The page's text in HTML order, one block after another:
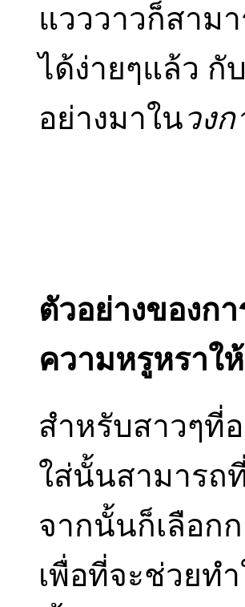
แวววาวก็สาม
ได้ง่ายๆแล้ว กั
อย่างมาในวง
ตัวอย่างของก
ความหรูหราใ
สำหรับสาวๆที่
ใส่นั้นสามารถ
จากนั้นก็เลือก
เพื่อที่จะช่วยทำ